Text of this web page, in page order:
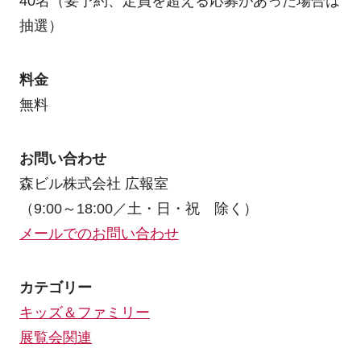
抽選）
料金
無料
お問い合わせ
森ビル株式会社 広報室
（9:00～18:00／土・日・祝 除く）
メールでのお問い合わせ
カテゴリー
キッズ＆ファミリー
展覧会関連